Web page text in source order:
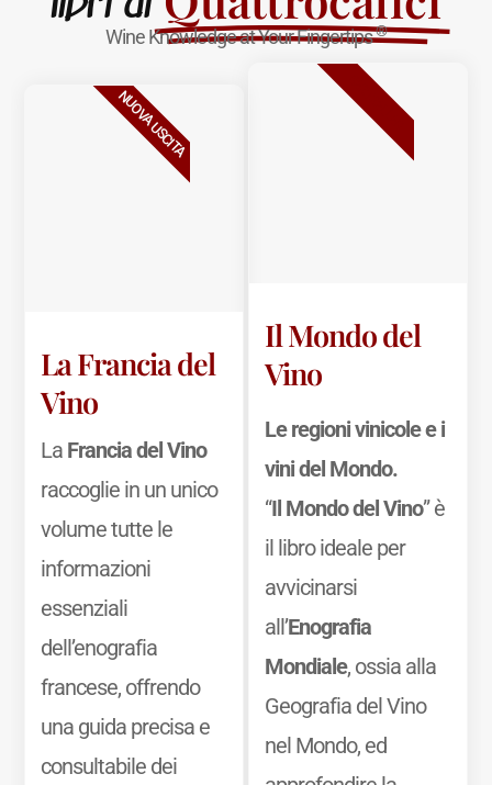
Wine Knowledge at Your Fingertips®
La Francia del
Vino
La Francia del Vino
raccoglie in un unico
volume tutte le
informazioni
essenziali
dell’enografia
francese, offrendo
una guida precisa e
consultabile dei
NUOVA USCITA
Il Mondo del
Vino
Le regioni vinicole e i
vini del Mondo.
“Il Mondo del Vino” è
il libro ideale per
avvicinarsi
all’Enografia
Mondiale, ossia alla
Geografia del Vino
nel Mondo, ed
BESTSELLER